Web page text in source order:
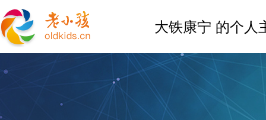
大铁康宁 的个人